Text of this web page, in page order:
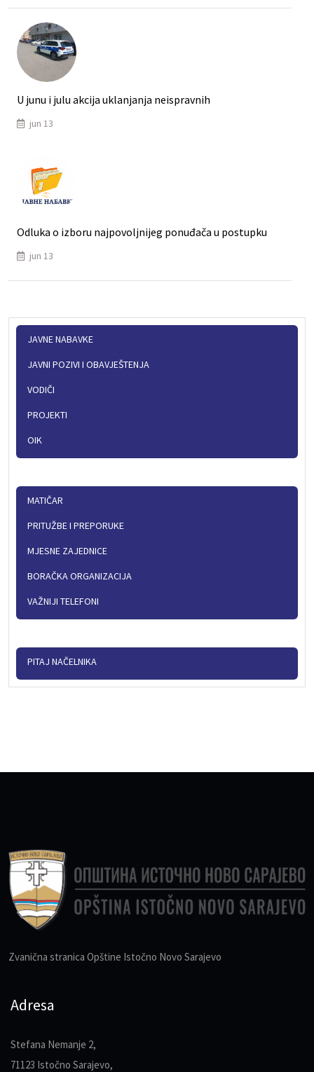
U junu i julu akcija uklanjanja neispravnih
jun 13
Odluka o izboru najpovoljnijeg ponuđača u postupku
jun 13
JAVNE NABAVKE
JAVNI POZIVI I OBAVJEŠTENJA
VODIČI
PROJEKTI
OIK
MATIČAR
PRITUŽBE I PREPORUKE
MJESNE ZAJEDNICE
BORAČKA ORGANIZACIJA
VAŽNIJI TELEFONI
PITAJ NAČELNIKA
Zvanična stranica Opštine Istočno Novo Sarajevo
Adresa
Stefana Nemanje 2,
71123 Istočno Sarajevo,